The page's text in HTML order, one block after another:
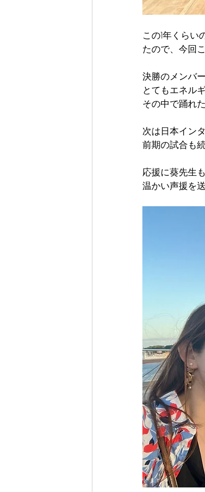
この1年くら
たので、今回
決勝のメンバ
とてもエネル
その中で踊れ
次は日本イン
前期の試合も
応援に葵先生
温かい声援を